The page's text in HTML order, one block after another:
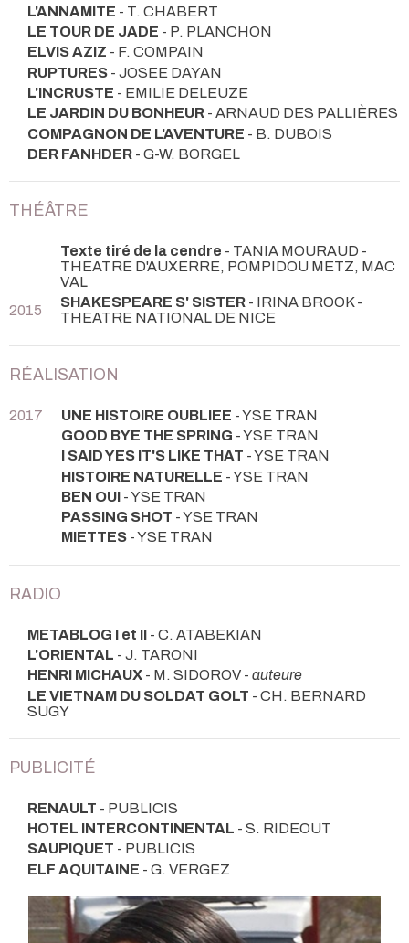
L'ANNAMITE - T. CHABERT
LE TOUR DE JADE - P. PLANCHON
ELVIS AZIZ - F. COMPAIN
RUPTURES - JOSEE DAYAN
L'INCRUSTE - EMILIE DELEUZE
LE JARDIN DU BONHEUR - ARNAUD DES PALLIÈRES
COMPAGNON DE L'AVENTURE - B. DUBOIS
DER FANHDER - G-W. BORGEL
THÉÂTRE
Texte tiré de la cendre - TANIA MOURAUD -
THEATRE D'AUXERRE, POMPIDOU METZ, MAC
VAL
2015
SHAKESPEARE S' SISTER - IRINA BROOK-
THEATRE NATIONAL DE NICE
RÉALISATION
2017 UNE HISTOIRE OUBLIEE - YSE TRAN
GOOD BYE THE SPRING - YSE TRAN
I SAID YES IT'S LIKE THAT - YSE TRAN
HISTOIRE NATURELLE - YSE TRAN
BEN OUI - YSE TRAN
PASSING SHOT - YSE TRAN
MIETTES - YSE TRAN
RADIO
METABLOG I et II - C. ATABEKIAN
L'ORIENTAL - J. TARONI
HENRI MICHAUX - M. SIDOROV - auteure
LE VIETNAM DU SOLDAT GOLT - CH. BERNARD
SUGY
PUBLICITÉ
RENAULT - PUBLICIS
HOTEL INTERCONTINENTAL - S. RIDEOUT
SAUPIQUET - PUBLICIS
ELF AQUITAINE - G. VERGEZ